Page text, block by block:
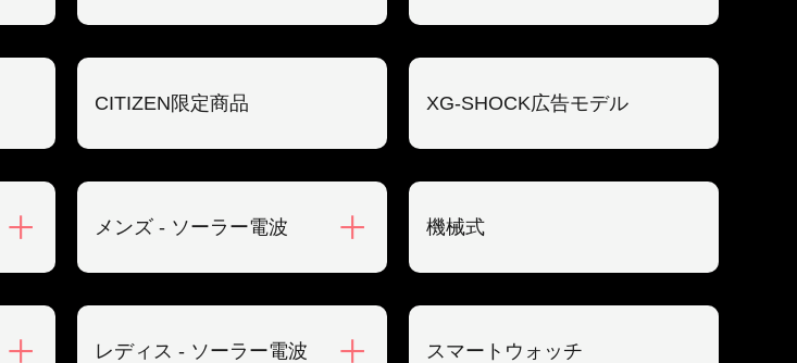
CITIZEN限定商品 XG-SHOCK広告モデル
メンズ - ソーラー電波 機械式
レディス - ソーラー電波 スマートウォッチ